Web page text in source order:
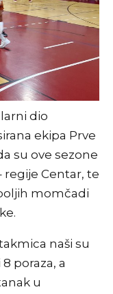
dio
ekipa Prve
su ove sezone
regije Centar, te
momčadi
naši su
poraza, a
u